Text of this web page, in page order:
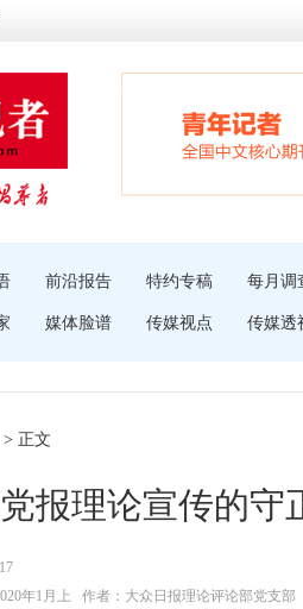
前沿报告 特约专稿 每月调
媒体脸谱 传媒视点 传媒透
> 正文
报理论宣传的守
年1月上
作者：大众日报理论评论部党支部